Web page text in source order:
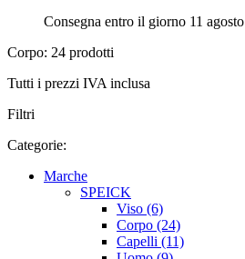
Consegna entro il giorno 11 agosto
Corpo: 24 prodotti
Tutti i prezzi IVA inclusa
Filtri
Categorie:
Marche
SPEICK
Viso (6)
Corpo (24)
Capelli (11)